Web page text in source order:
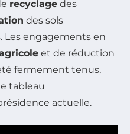
recyclage des
des sols
Les engagements en
et de réduction
fermement tenus,
tableau
actuelle.